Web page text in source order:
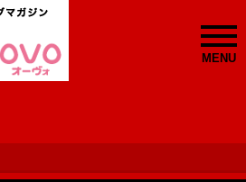
MENU